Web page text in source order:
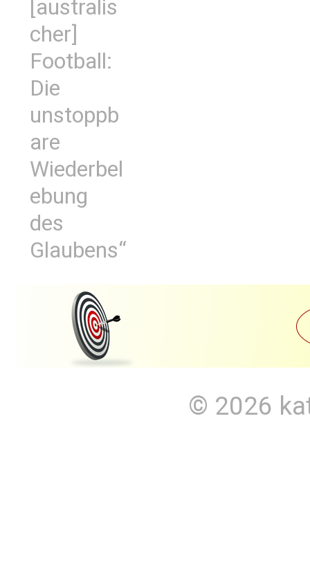
[australis
cher]
Football:
Die
unstoppb
are
Wiederbel
ebung
des
Glaubens“
© 2026